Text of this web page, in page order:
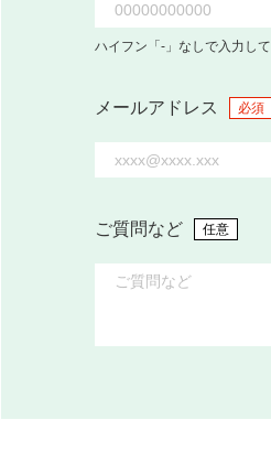
ハイフン「-」なしで入力して
メールアドレス 必須
ご質問など 任意